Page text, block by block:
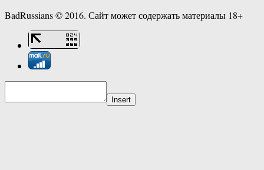
BadRussians © 2016. Сайт может содержать материалы 18+
Insert